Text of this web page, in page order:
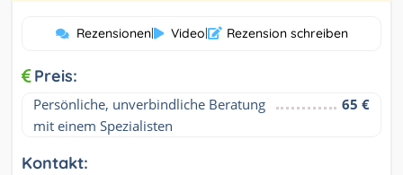
Rezensionen| Video| Rezension schreiben
Preis:
Persönliche, unverbindliche Beratung
mit einem Spezialisten
65 €
Kontakt: